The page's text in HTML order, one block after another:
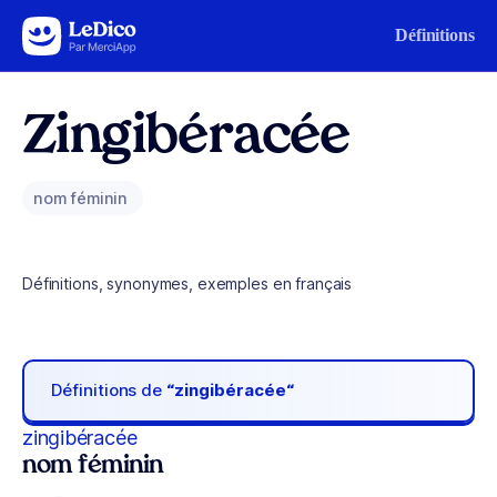
Aller au contenu Définitions
Zingibéracée
nom féminin
Définitions, synonymes, exemples en français
Définitions de “zingibéracée“
zingibéracée
nom féminin